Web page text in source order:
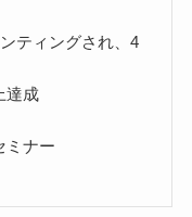
ティングされ、4
達成
ミナー